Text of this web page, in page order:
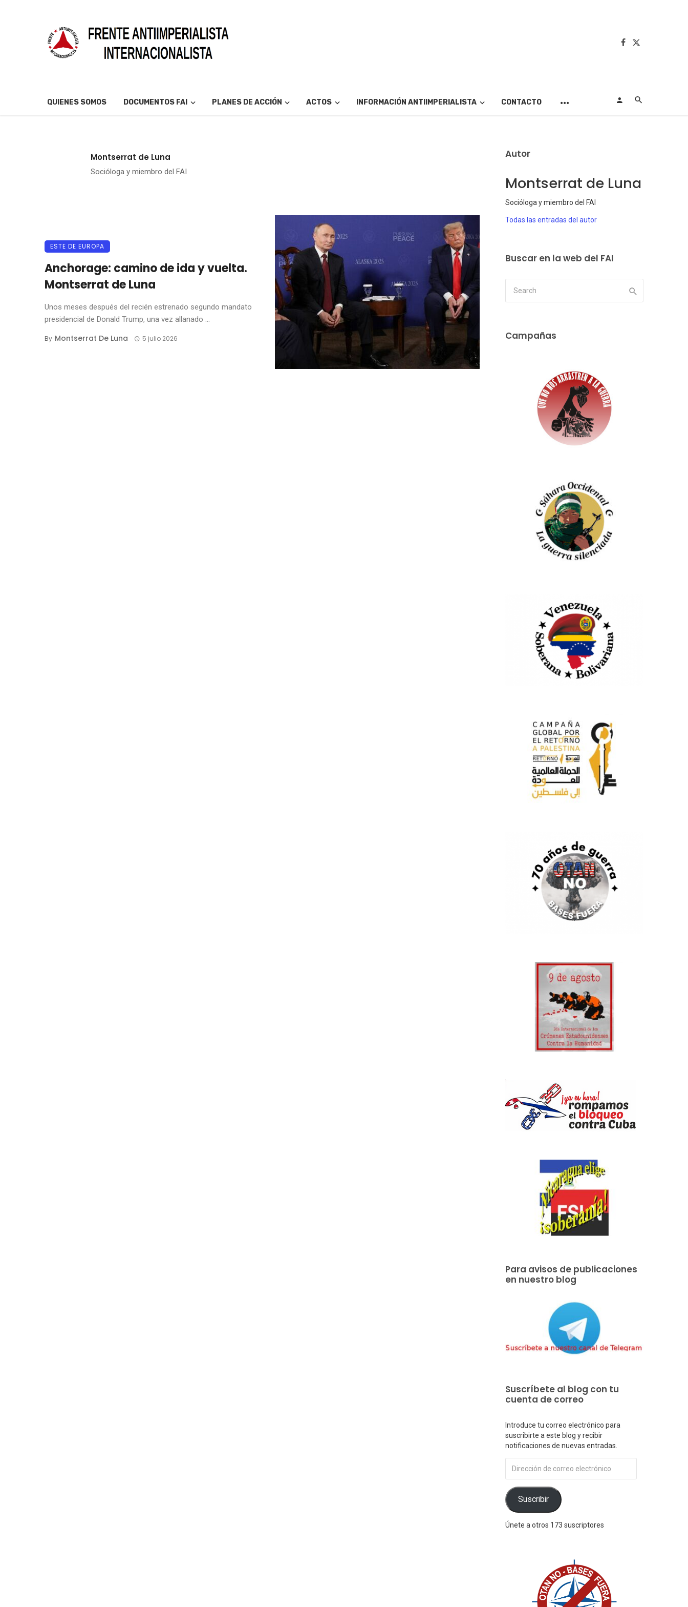
QUIENES SOMOS DOCUMENTOS FAI PLANES DE ACCIÓN ACTOS INFORMACIÓN ANTIIMPERIALISTA CONTACTO
Montserrat de Luna
Socióloga y miembro del FAI
ESTE DE EUROPA
Anchorage: camino de ida y vuelta.
Montserrat de Luna
Unos meses después del recién estrenado segundo mandato
presidencial de Donald Trump, una vez allanado ...
By Montserrat De Luna 5 julio 2026
Autor
Montserrat de Luna
Socióloga y miembro del FAI
Todas las entradas del autor
Buscar en la web del FAI
Campañas
Para avisos de publicaciones
en nuestro blog
Suscríbete al blog con tu
cuenta de correo
Introduce tu correo electrónico para
suscribirte a este blog y recibir
notificaciones de nuevas entradas.
de
correo
electrónico
Suscribir
Únete a otros 173 suscriptores